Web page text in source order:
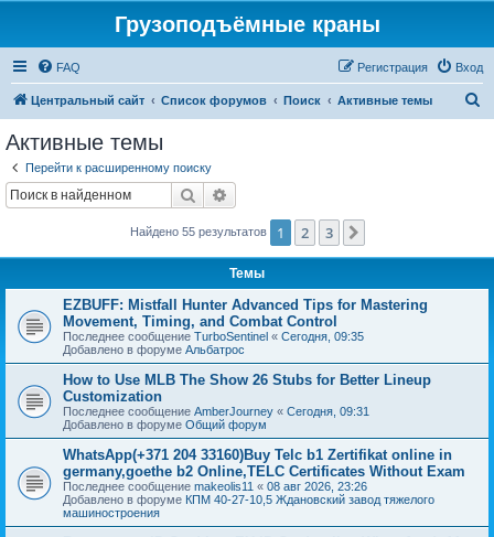
Грузоподъёмные краны
FAQ Вход
Регистрация
Центральный сайт Список форумов Поиск Активные темы
Активные темы
Перейти к расширенному поиску
Поиск
Найдено 55 результатов 1 2 3
Темы
EZBUFF: Mistfall Hunter Advanced Tips for Mastering
Movement, Timing, and Combat Control
Последнее сообщение TurboSentinel « Сегодня, 09:35
Добавлено в форуме Альбатрос
How to Use MLB The Show 26 Stubs for Better Lineup
Customization
Последнее сообщение AmberJourney « Сегодня, 09:31
Добавлено в форуме Общий форум
WhatsApp(+371 204 33160)Buy Telc b1 Zertifikat online in
germany,goethe b2 Online,TELC Certificates Without Exam
Последнее сообщение makeolis11 « 08 авг 2026, 23:26
Добавлено в форуме КПМ 40-27-10,5 Ждановский завод тяжелого
машиностроения